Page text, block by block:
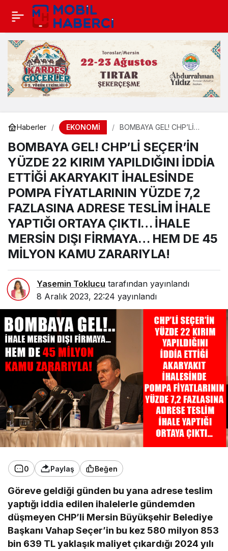
Haberler EKONOMİ
BOMBAYA GEL! CHP’Lİ
YAPILDIĞINI İDDİA ETTİĞİ
AKARYAKIT İHALESİNDE
POMPA FİYATLARININ
YÜZDE 7,2 FAZLASINA
ADRESE TESLİM İHALE
YAPTIĞI ORTAYA ÇIKTI…
İHALE MERSİN DIŞI
FİRMAYA… HEM DE 45
MİLYON KAMU ZARARIYLA!
BOMBAYA GEL! CHP’Lİ SEÇER’İN
YÜZDE 22 KIRIM YAPILDIĞINI İDDİA
ETTİĞİ AKARYAKIT İHALESİNDE
POMPA FİYATLARININ YÜZDE 7,2
FAZLASINA ADRESE TESLİM İHALE
YAPTIĞI ORTAYA ÇIKTI… İHALE
MERSİN DIŞI FİRMAYA… HEM DE 45
MİLYON KAMU ZARARIYLA!
Yasemin Toklucu tarafından yayınlandı
8 Aralık 2023, 22:24 yayınlandı
0 Paylaş Beğen
Göreve geldiği günden bu yana adrese teslim
yaptığı iddia edilen ihalelerle gündemden
düşmeyen CHP’li Mersin Büyükşehir Belediye
Başkanı Vahap Seçer’in bu kez 580 milyon 853
bin 639 TL yaklaşık maliyet çıkardığı 2024 yılı